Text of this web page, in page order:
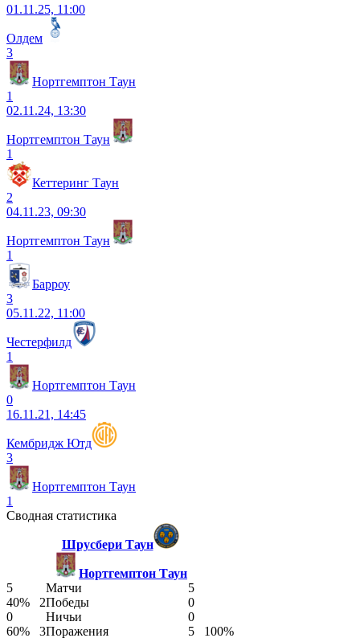
01.11.25, 11:00
Олдем
3
Нортгемптон Таун
1
02.11.24, 13:30
Нортгемптон Таун
1
Кеттеринг Таун
2
04.11.23, 09:30
Нортгемптон Таун
1
Барроу
3
05.11.22, 11:00
Честерфилд
1
Нортгемптон Таун
0
16.11.21, 14:45
Кембридж Ютд
3
Нортгемптон Таун
1
Сводная статистика
Шрусбери Таун
Нортгемптон Таун
5
Матчи
5
40% 2Победы
0
0
Ничьи
0
60% 3Поражения 5 100%